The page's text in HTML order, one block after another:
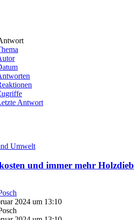
Antwort
Umwelt
und immer mehr
2024 um 13:10